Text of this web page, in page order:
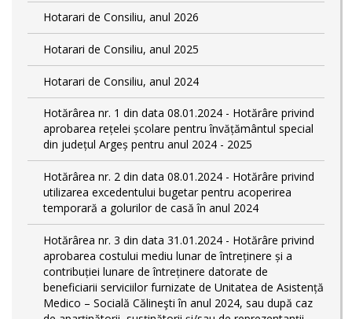
Hotarari de Consiliu, anul 2026
Hotarari de Consiliu, anul 2025
Hotarari de Consiliu, anul 2024
Hotărârea nr. 1 din data 08.01.2024 - Hotărâre privind
aprobarea rețelei școlare pentru învățământul special
din județul Argeș pentru anul 2024 - 2025
Hotărârea nr. 2 din data 08.01.2024 - Hotărâre privind
utilizarea excedentului bugetar pentru acoperirea
temporară a golurilor de casă în anul 2024
Hotărârea nr. 3 din data 31.01.2024 - Hotărâre privind
aprobarea costului mediu lunar de întreținere și a
contribuției lunare de întreținere datorate de
beneficiarii serviciilor furnizate de Unitatea de Asistență
Medico – Socială Călineşti în anul 2024, sau după caz